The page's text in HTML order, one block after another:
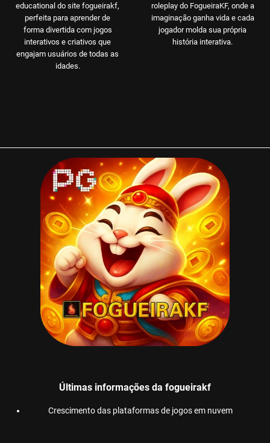
educational do site fogueirakf,
perfeita para aprender de
forma divertida com jogos
interativos e criativos que
engajam usuários de todas as
idades.
roleplay do FogueiraKF, onde a
imaginação ganha vida e cada
jogador molda sua própria
história interativa.
Últimas informações da fogueirakf
Crescimento das plataformas de jogos em nuvem